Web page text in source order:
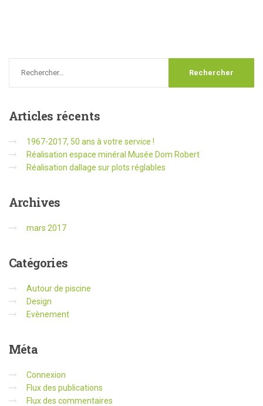
Articles récents
1967-2017, 50 ans à votre service !
Réalisation espace minéral Musée Dom Robert
Réalisation dallage sur plots réglables
Archives
mars 2017
Catégories
Autour de piscine
Design
Evènement
Méta
Connexion
Flux des publications
Flux des commentaires